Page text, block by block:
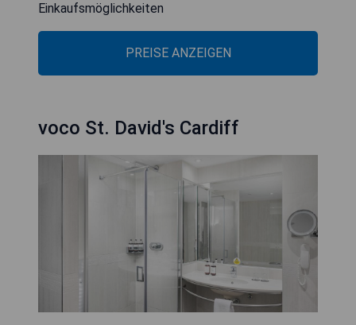
Einkaufsmöglichkeiten
PREISE ANZEIGEN
voco St. David's Cardiff